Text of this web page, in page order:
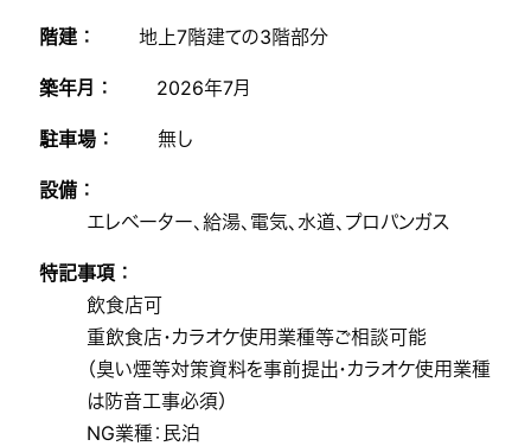
階建 ： 地上7階建ての3階部分
築年月 ： 2026年7月
駐車場 ： 無し
設備 ：
エレベーター、給湯、電気、水道、プロパンガス
特記事項 ：
飲食店可
重飲食店・カラオケ使用業種等ご相談可能
（臭い煙等対策資料を事前提出・カラオケ使用業種
は防音工事必須）
NG業種：民泊